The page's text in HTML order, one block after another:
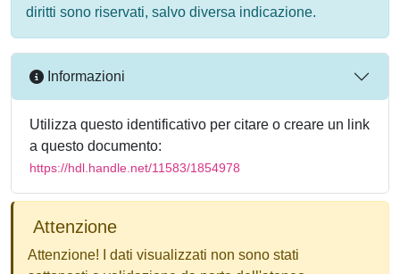
diritti sono riservati, salvo diversa indicazione.
Informazioni
Utilizza questo identificativo per citare o creare un link
a questo documento:
https://hdl.handle.net/11583/1854978
Attenzione
Attenzione! I dati visualizzati non sono stati